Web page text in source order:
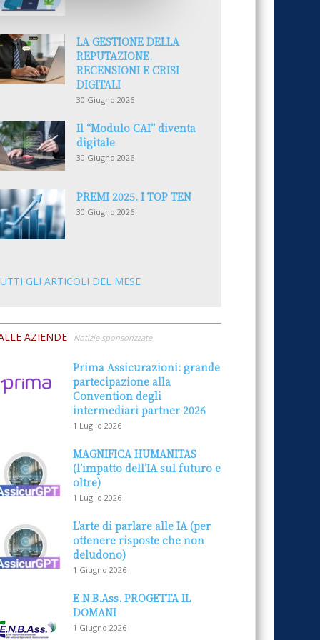
LA GESTIONE DELLA
REPUTAZIONE.
RECENSIONI E CRISI
DIGITALI
30 Giugno 2026
Il “Modulo CAI” diventa
digitale
30 Giugno 2026
PREMI 2025. I TOP TEN
30 Giugno 2026
GLI ARTICOLI DEL MESE
AZIENDE Notizie sponsorizzate
Prima Assicurazioni: grande
partecipazione alla
Convention degli
intermediari partner 2026
1 Luglio 2026
MAGNIFICA HUMANITAS
(l’impatto dell’IA sul futuro e
oltre)
1 Luglio 2026
L’arte di parlare alle IA (per
ottenere risposte che non
deludono)
1 Giugno 2026
E.N.B.Ass. PROGETTA IL
DOMANI
1 Giugno 2026